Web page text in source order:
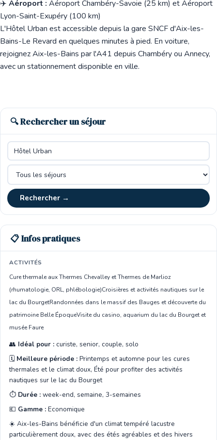
✈️ Aéroport : Aéroport Chambéry-Savoie (25 km) et Aéroport
Lyon-Saint-Exupéry (100 km)
L'Hôtel Urban est accessible depuis la gare SNCF d'Aix-les-
Bains-Le Revard en quelques minutes à pied. En voiture,
rejoignez Aix-les-Bains par l'A41 depuis Chambéry ou Annecy,
avec un stationnement disponible en ville.
🔍 Rechercher un séjour
Rechercher →
📋 Infos pratiques
ACTIVITÉS
Cure thermale aux Thermes Chevalley et Thermes de Marlioz
(rhumatologie, ORL, phlébologie)Croisières et activités nautiques sur le
lac du BourgetRandonnées dans le massif des Bauges et découverte du
patrimoine Belle ÉpoqueVisite du casino, aquarium du lac du Bourget et
musée Faure
👥 Idéal pour : curiste, senior, couple, solo
🗓️ Meilleure période : Printemps et automne pour les cures
thermales et le climat doux, Été pour profiter des activités
nautiques sur le lac du Bourget
⏱️ Durée : week-end, semaine, 3-semaines
💶 Gamme : Economique
☀️ Aix-les-Bains bénéficie d'un climat tempéré lacustre
particulièrement doux, avec des étés agréables et des hivers